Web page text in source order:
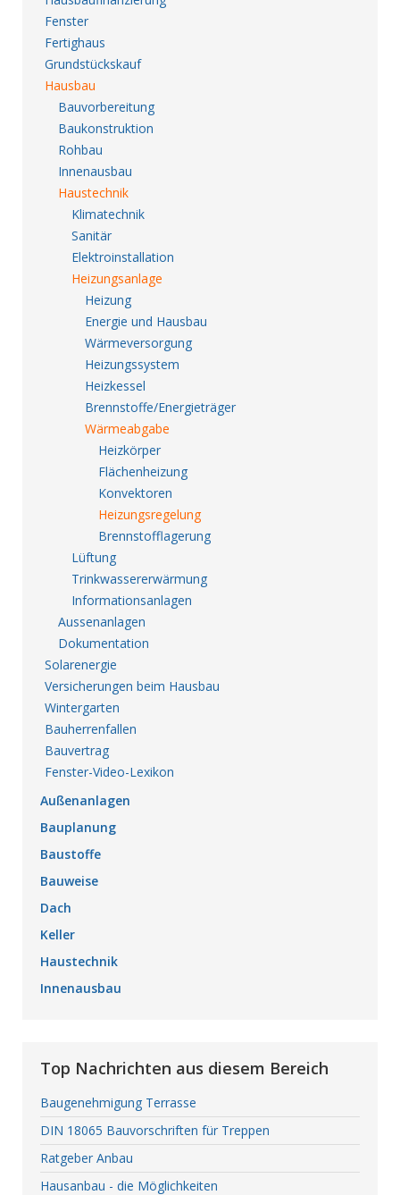
Fenster
Fertighaus
Grundstückskauf
Hausbau
Bauvorbereitung
Baukonstruktion
Rohbau
Innenausbau
Haustechnik
Klimatechnik
Sanitär
Elektroinstallation
Heizungsanlage
Heizung
Energie und Hausbau
Wärmeversorgung
Heizungssystem
Heizkessel
Brennstoffe/Energieträger
Wärmeabgabe
Heizkörper
Flächenheizung
Konvektoren
Heizungsregelung
Brennstofflagerung
Lüftung
Trinkwassererwärmung
Informationsanlagen
Aussenanlagen
Dokumentation
Solarenergie
Versicherungen beim Hausbau
Wintergarten
Bauherrenfallen
Bauvertrag
Fenster-Video-Lexikon
Außenanlagen
Bauplanung
Baustoffe
Bauweise
Dach
Keller
Haustechnik
Innenausbau
Top Nachrichten aus diesem Bereich
Baugenehmigung Terrasse
DIN 18065 Bauvorschriften für Treppen
Ratgeber Anbau
Hausanbau - die Möglichkeiten